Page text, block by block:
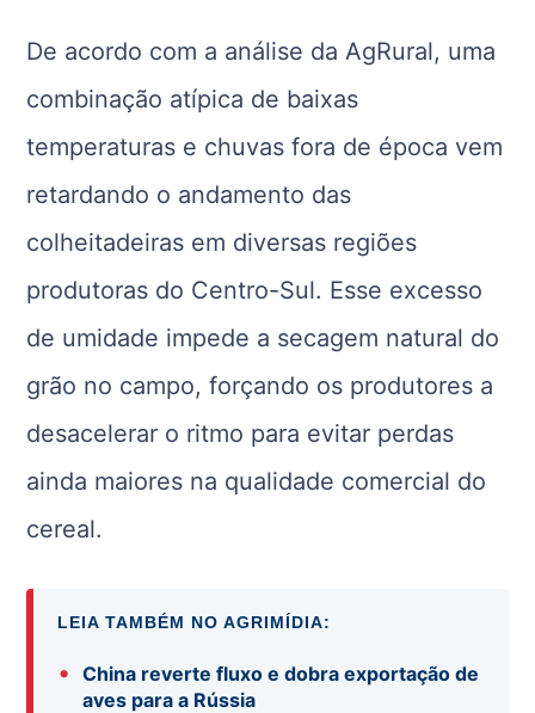
De acordo com a análise da AgRural, uma
combinação atípica de baixas
temperaturas e chuvas fora de época vem
retardando o andamento das
colheitadeiras em diversas regiões
produtoras do Centro-Sul. Esse excesso
de umidade impede a secagem natural do
grão no campo, forçando os produtores a
desacelerar o ritmo para evitar perdas
ainda maiores na qualidade comercial do
cereal.
LEIA TAMBÉM NO AGRIMÍDIA:
•
China reverte fluxo e dobra exportação de
aves para a Rússia